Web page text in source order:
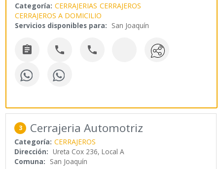
Categoría: CERRAJERIAS CERRAJEROS
CERRAJEROS A DOMICILIO
Servicios disponibles para: San Joaquín
  
3 Cerrajeria Automotriz
Categoría: CERRAJEROS
Dirección: Ureta Cox 236, Local A
Comuna: San Joaquín